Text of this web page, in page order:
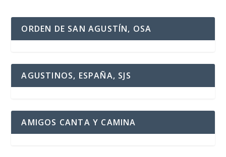
ORDEN DE SAN AGUSTÍN, OSA
AGUSTINOS, ESPAÑA, SJS
AMIGOS CANTA Y CAMINA